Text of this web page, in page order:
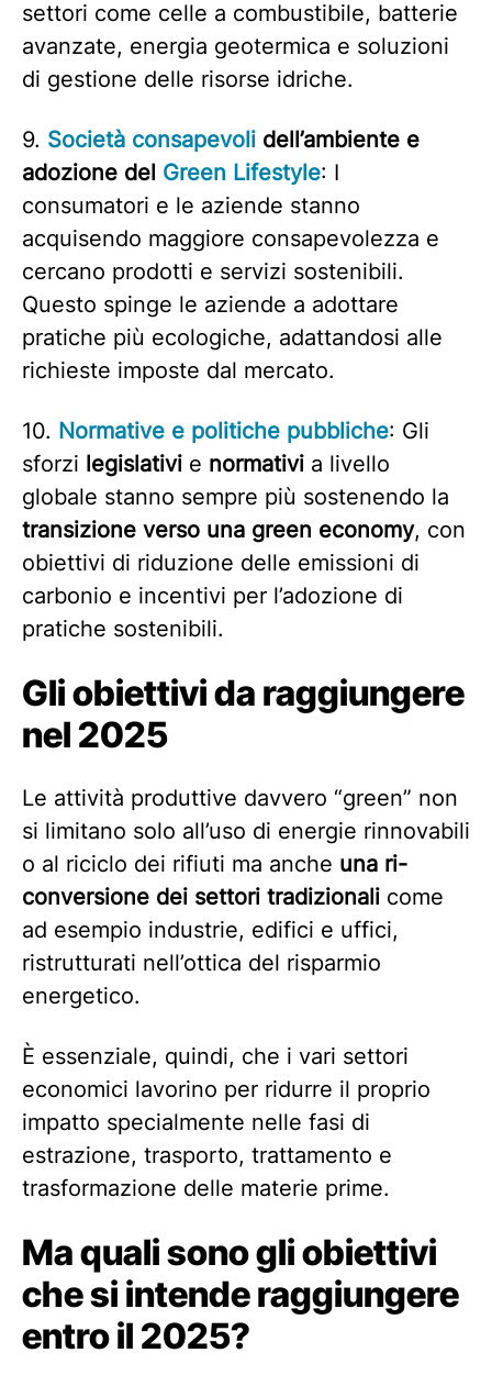
settori come celle a combustibile, batterie
avanzate, energia geotermica e soluzioni
di gestione delle risorse idriche.
9. Società consapevoli dell’ambiente e
adozione del Green Lifestyle: I
consumatori e le aziende stanno
acquisendo maggiore consapevolezza e
cercano prodotti e servizi sostenibili.
Questo spinge le aziende a adottare
pratiche più ecologiche, adattandosi alle
richieste imposte dal mercato.
10. Normative e politiche pubbliche: Gli
sforzi legislativi e normativi a livello
globale stanno sempre più sostenendo la
transizione verso una green economy, con
obiettivi di riduzione delle emissioni di
carbonio e incentivi per l’adozione di
pratiche sostenibili.
Gli obiettivi da raggiungere
nel 2025
Le attività produttive davvero “green” non
si limitano solo all’uso di energie rinnovabili
o al riciclo dei rifiuti ma anche una ri-
conversione dei settori tradizionali come
ad esempio industrie, edifici e uffici,
ristrutturati nell’ottica del risparmio
energetico.
È essenziale, quindi, che i vari settori
economici lavorino per ridurre il proprio
impatto specialmente nelle fasi di
estrazione, trasporto, trattamento e
trasformazione delle materie prime.
Ma quali sono gli obiettivi
che si intende raggiungere
entro il 2025?